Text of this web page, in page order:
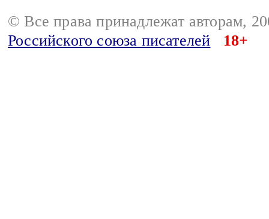
© Все права принадлежат авторам,
Российского союза писателей
18+